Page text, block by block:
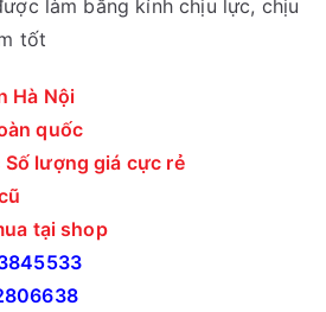
làm bằng kính chịu lực, chịu
tốt
Hà Nội
quốc
Số lượng giá cực rẻ
tại shop